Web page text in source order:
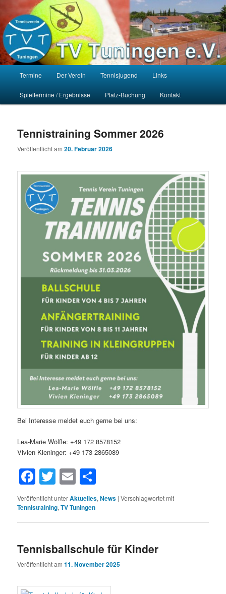
primären
Inhalt
springen
sekundären
Inhalt
springenTV Tuningen e.V.
Homepage des Tennisvereins Tuningen e.V.
Termine Der Verein Tennisjugend Links
Spieltermine / Ergebnisse Platz-Buchung Kontakt
Tennistraining Sommer 2026
Veröffentlicht am20. Februar 2026
Bei Interesse meldet euch gerne bei uns:
Lea-Marie Wölfle: +49 172 8578152
Vivien Kieninger: +49 173 2865089
Facebook
Twitter
Email
Veröffentlicht unterAktuelles,News |Verschlagwortet mit
Tennistraining,TV Tuningen
Tennisballschule für Kinder
Veröffentlicht am11. November 2025